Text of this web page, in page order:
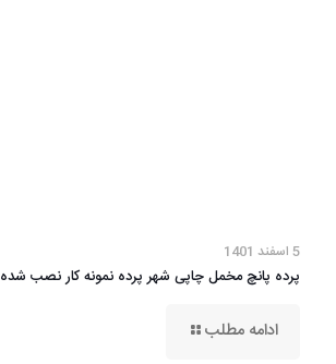
5 اسفند 1401
پرده پانچ مخمل چاپی شهر پرده نمونه کار نصب شده
ادامه مطلب